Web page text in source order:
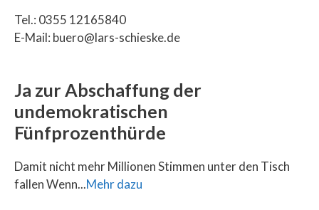
Tel.: 0355 12165840
E-Mail: buero@lars-schieske.de
Ja zur Abschaffung der
undemokratischen
Fünfprozenthürde
Damit nicht mehr Millionen Stimmen unter den Tisch
fallen Wenn...Mehr dazu